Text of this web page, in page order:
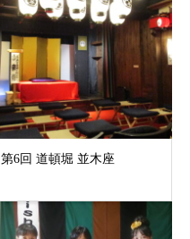
第6回 道頓堀 並木座